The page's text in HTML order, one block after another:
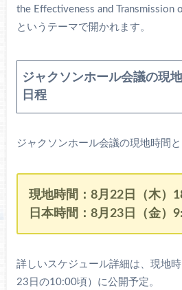
the Effectiveness and Transmission
というテーマで開かれます。
ジャクソンホール会議の現
日程
ジャクソンホール会議の現地時間
現地時間：8月22日（木）
日本時間：8月23日（金）
詳しいスケジュール詳細は、現地
23日の10:00頃）に公開予定。